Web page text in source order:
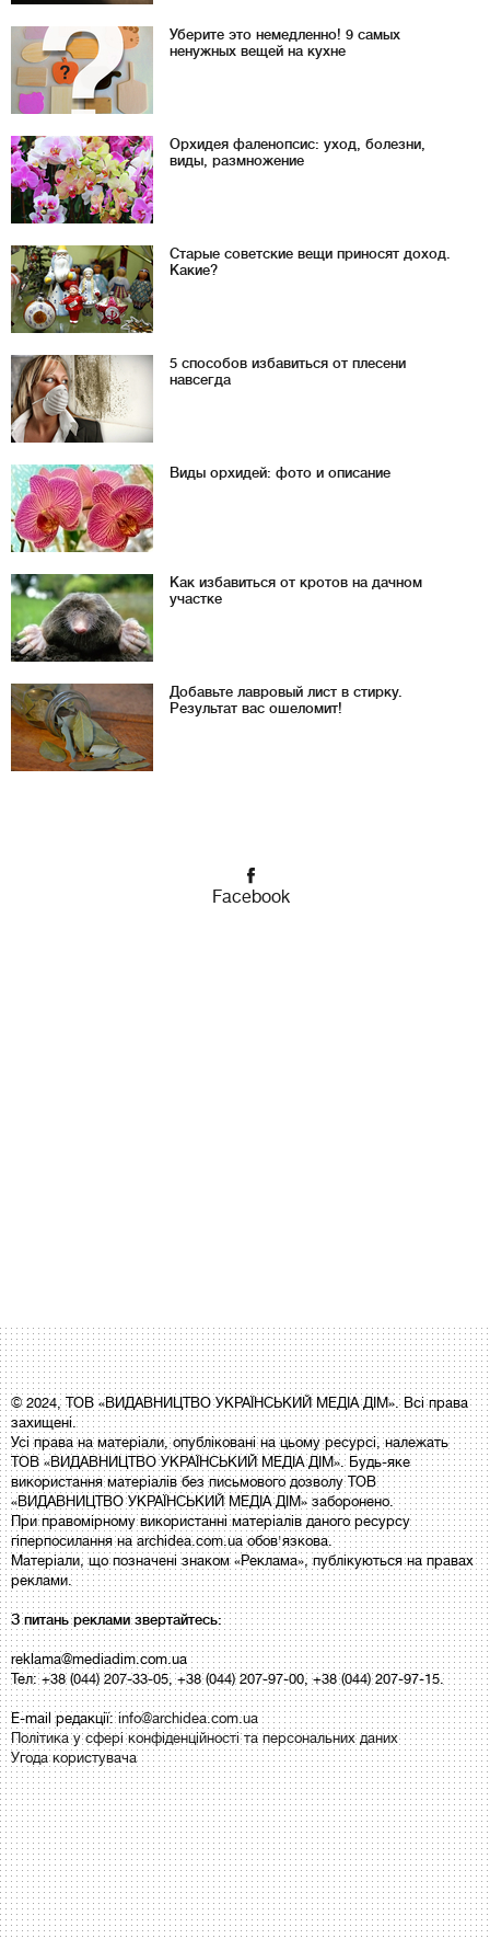
Уберите это немедленно! 9 самых
ненужных вещей на кухне
Орхидея фаленопсис: уход, болезни,
виды, размножение
Старые советские вещи приносят доход.
Какие?
5 способов избавиться от плесени
навсегда
Виды орхидей: фото и описание
Как избавиться от кротов на дачном
участке
Добавьте лавровый лист в стирку.
Результат вас ошеломит!
Facebook
© 2024, ТОВ «ВИДАВНИЦТВО УКРАЇНСЬКИЙ МЕДІА ДІМ». Всі права
захищені.
Усі права на матеріали, опубліковані на цьому ресурсі, належать
ТОВ «ВИДАВНИЦТВО УКРАЇНСЬКИЙ МЕДІА ДІМ». Будь-яке
використання матеріалів без письмового дозволу ТОВ
«ВИДАВНИЦТВО УКРАЇНСЬКИЙ МЕДІА ДІМ» заборонено.
При правомірному використанні матеріалів даного ресурсу
гіперпосилання на archidea.com.ua обов'язкова.
Матеріали, що позначені знаком «Реклама», публікуються на правах
реклами.
З питань реклами звертайтесь:
reklama@mediadim.com.ua
Тел: +38 (044) 207-33-05, +38 (044) 207-97-00, +38 (044) 207-97-15.
E-mail редакції:info@archidea.com.ua
Політика у сфері конфіденційності та персональних даних
Угода користувача